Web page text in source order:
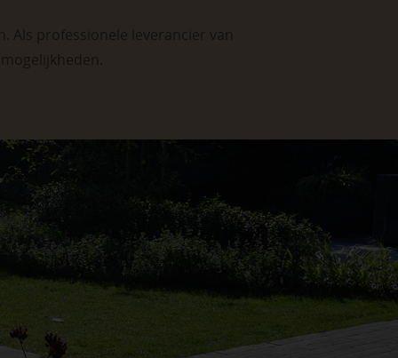
Als professionele leverancier van